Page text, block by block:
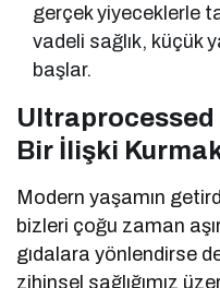
gerçek yiyeceklerle
vadeli sağlık, küçük
başlar.
Ultraprocessed
Bir İlişki
Modern yaşamın
bizleri çoğu zaman
gıdalara yönlendirse
zihinsel sağlığımız